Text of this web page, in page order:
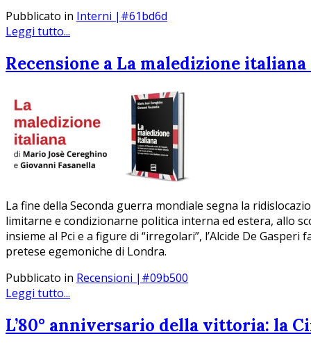
Pubblicato in Interni |#61bd6d
Leggi tutto...
Recensione a La maledizione
La fine della Seconda guerra mondiale segna la
limitarne e condizionarne politica interna ed estera, allo
insieme al Pci e a figure di “irregolari”, l’Alcide De
pretese egemoniche di Londra.
Pubblicato in Recensioni |#09b500
Leggi tutto...
L’80° anniversario della vittoria: la